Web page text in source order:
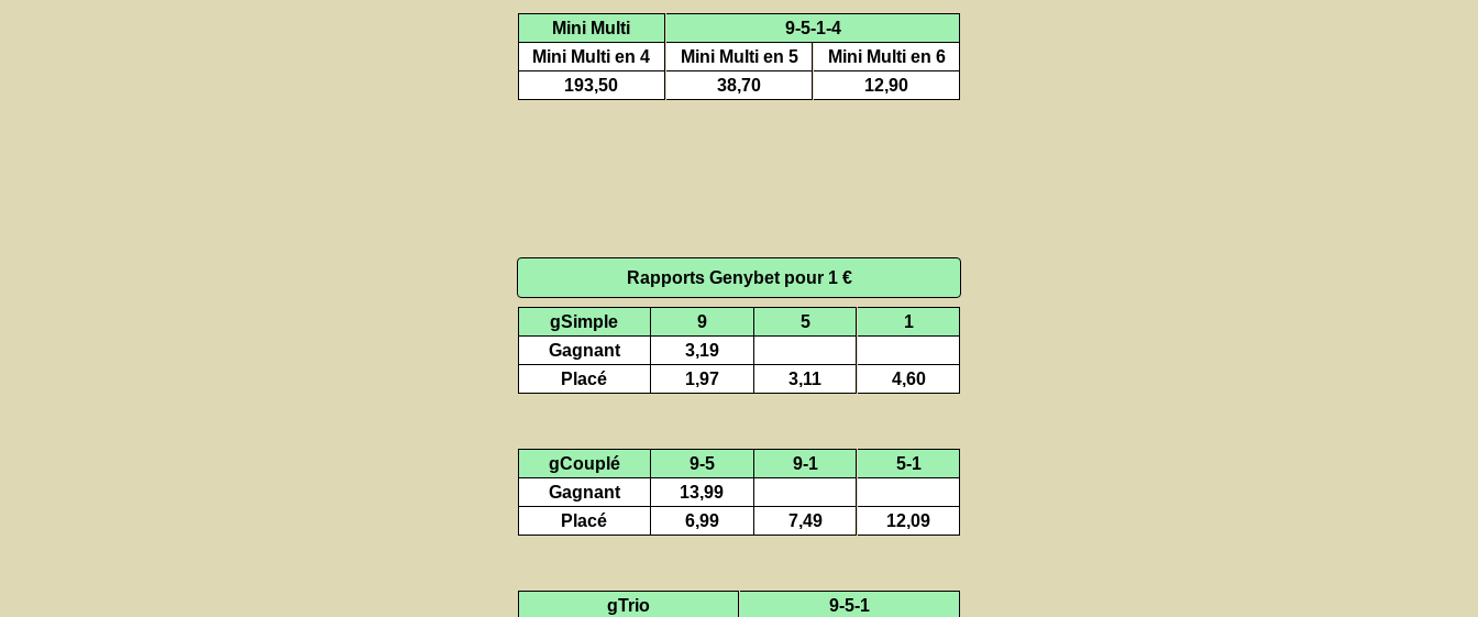
Mini Multi
9-5-1-4
Mini Multi en 4
Mini Multi en 5
Mini Multi en 6
193,50
38,70 12,90
Rapports Genybet pour 1 €
gSimple 9 5
1
Gagnant
3,19
Placé
1,97 3,11 4,60
gCouplé 9-5 9-1
5-1
Gagnant
13,99
Placé
6,99 7,49 12,09
gTrio
9-5-1